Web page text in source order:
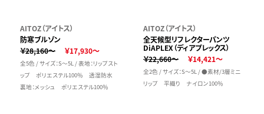
AITOZ（アイトス）
防寒ブルゾン
￥28,160～
￥17,930～
全5色 / サイズ：S～5L / 表地：リップスト
ップ ポリエステル100％ 透湿防水
裏地：メッシュ ポリエステル100％
AITOZ（アイトス）
全天候型リフレクターパンツ
DiAPLEX（ディアプレックス）
￥22,660～
￥14,421～
全2色 / サイズ：S～5L / ●素材/3層ミニ
リップ 平織り ナイロン100％